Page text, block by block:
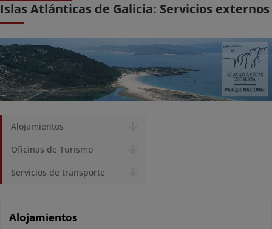
Islas Atlánticas de Galicia: Servicios externos
Alojamientos
Oficinas de Turismo
Servicios de transporte
Alojamientos